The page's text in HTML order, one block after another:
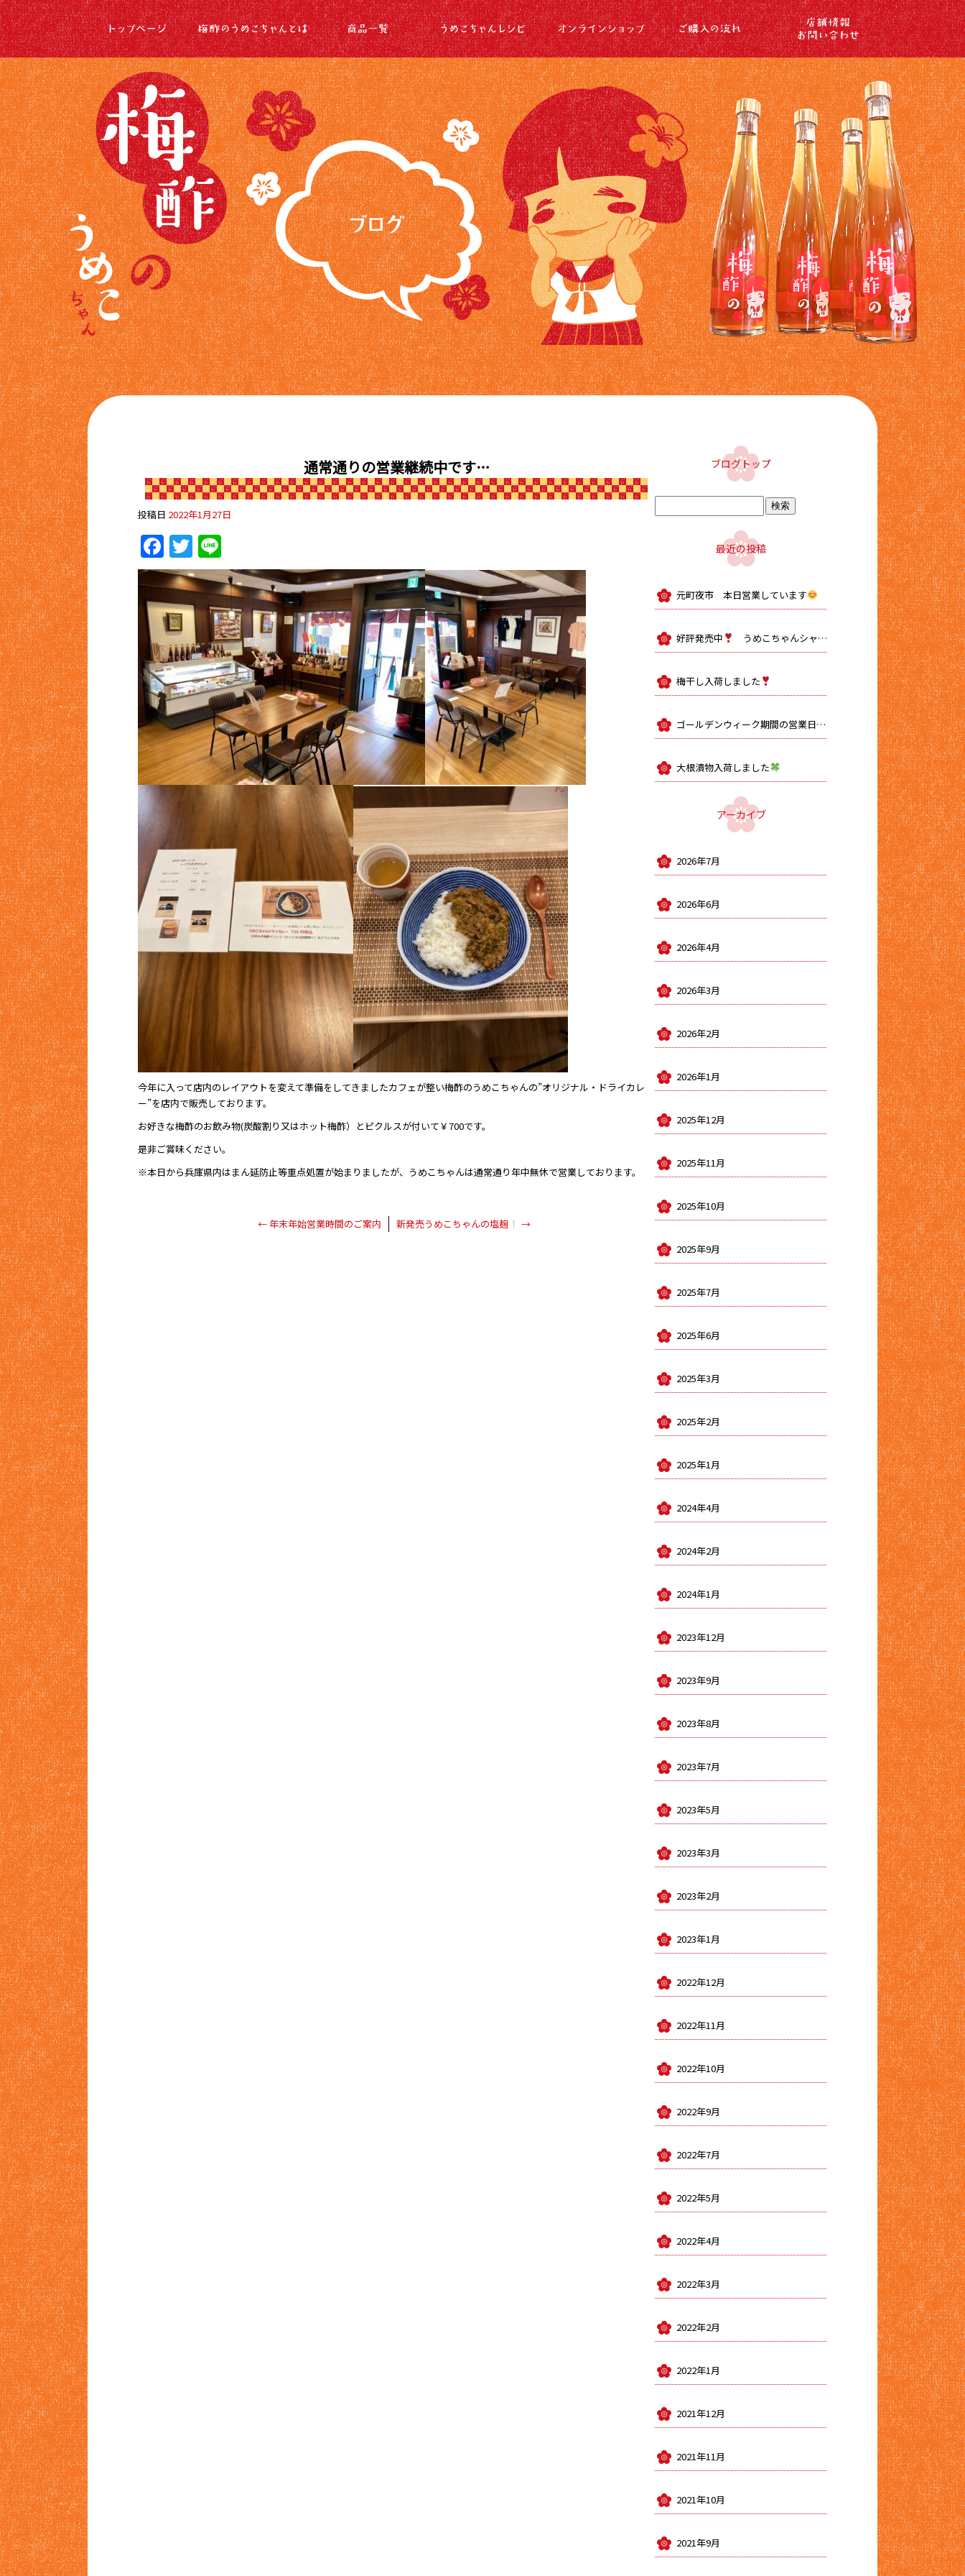
通常通りの営業継続中です…|梅酢のうめこちゃん
通常通りの営業継続中です…
投稿日 2022年1月27日
Facebook
Twitter
今年に入って店内のレイアウトを変えて準備をしてきましたカフェが整い梅酢のうめこちゃんの”オリジナル・ドライカレ
ー”を店内で販売しております。
お好きな梅酢のお飲み物(炭酸割り又はホット梅酢）とピクルスが付いて￥700です。
是非ご賞味ください。
※本日から兵庫県内はまん延防止等重点処置が始まりましたが、うめこちゃんは通常通り年中無休で営業しております。
←年末年始営業時間のご案内 新発売うめこちゃんの塩麹 →
ブログトップ
最近の投稿
元町夜市 本日営業しています
好評発売中 うめこちゃんシャーベット
梅干し入荷しました
ゴールデンウィーク期間の営業日のお知らせ
大根漬物入荷しました
アーカイブ
2026年7月
2026年6月
2026年4月
2026年3月
2026年2月
2026年1月
2025年12月
2025年11月
2025年10月
2025年9月
2025年7月
2025年6月
2025年3月
2025年2月
2025年1月
2024年4月
2024年2月
2024年1月
2023年12月
2023年9月
2023年8月
2023年7月
2023年5月
2023年3月
2023年2月
2023年1月
2022年12月
2022年11月
2022年10月
2022年9月
2022年7月
2022年5月
2022年4月
2022年3月
2022年2月
2022年1月
2021年12月
2021年11月
2021年10月
2021年9月